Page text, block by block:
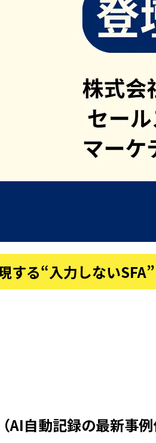
する“入力しない
AI自動記録の最新事